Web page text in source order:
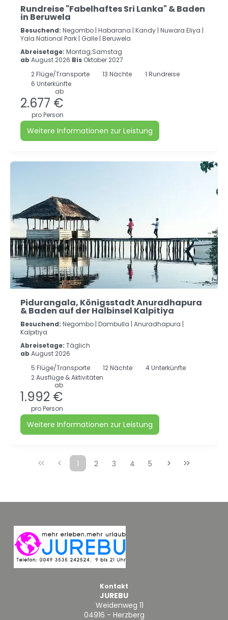
Rundreise "Fabelhaftes Sri Lanka" & Baden
in Beruwela
Besuchend: Negombo | Habarana | Kandy | Nuwara Eliya |
Yala National Park | Galle | Beruwela
Abreisetage: Montag;Samstag
ab August 2026 Bis Oktober 2027
2Flüge/Transporte 13 Nächte
1 Rundreise
6 Unterkünfte
ab
2.677 €
pro Person
Weitere Informationen zur Leistung
Pidurangala, Königsstadt Anuradhapura
& Baden auf der Halbinsel Kalpitiya
Besuchend: Negombo | Dambulla | Anuradhapura |
Kalpitiya
Abreisetage: Täglich
ab August 2026
5 Flüge/Transporte 12Nächte
4 Unterkünfte
2 Ausflüge & Aktivitäten
ab
1.992 €
pro Person
Weitere Informationen zur Leistung
1 2 3 4 5
Kontakt
JUREBU
Weidenweg 11
04916 - Herzberg